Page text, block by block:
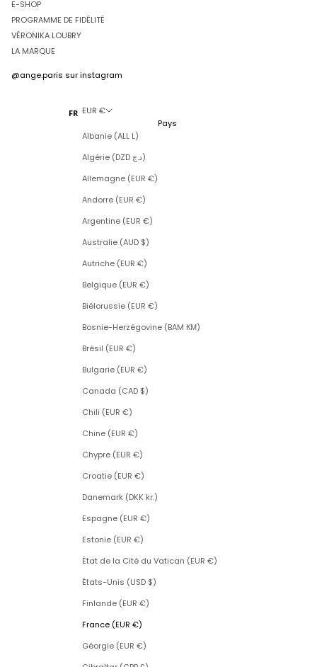
E-SHOP
PROGRAMME DE FIDÉLITÉ
VÉRONIKA LOUBRY
LA MARQUE
@ange.paris sur instagram
FR EUR €
Pays
Albanie (ALL L)
Algérie (DZD د.ج)
Allemagne (EUR €)
Andorre (EUR €)
Argentine (EUR €)
Australie (AUD $)
Autriche (EUR €)
Belgique (EUR €)
Biélorussie (EUR €)
Bosnie-Herzégovine (BAM КМ)
Brésil (EUR €)
Bulgarie (EUR €)
Canada (CAD $)
Chili (EUR €)
Chine (EUR €)
Chypre (EUR €)
Croatie (EUR €)
Danemark (DKK kr.)
Espagne (EUR €)
Estonie (EUR €)
État de la Cité du Vatican (EUR €)
États-Unis (USD $)
Finlande (EUR €)
France (EUR €)
Géorgie (EUR €)